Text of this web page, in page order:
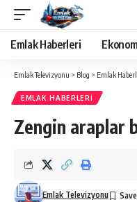
Emlak Haberleri
Emlak Televizyonu > Blog > Emlak
EMLAK HABERLERI
Zengin araplar
Emlak Televizyonu